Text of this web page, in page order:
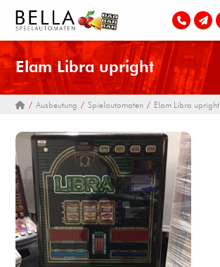
Elam Libra upright
Ausbeutung Spielautomaten Elam Libra upright